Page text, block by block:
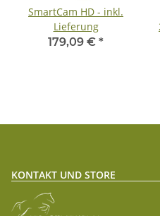
SmartCam HD - inkl.
Lieferung
179,09 € *
KONTAKT UND STORE